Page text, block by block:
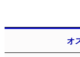
オ